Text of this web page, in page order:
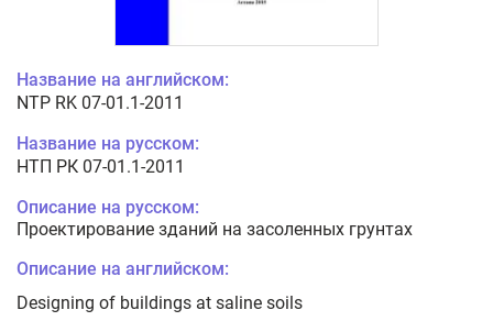
Название на английском:
NTP RK 07-01.1-2011
Название на русском:
НТП РК 07-01.1-2011
Описание на русском:
Проектирование зданий на засоленных грунтах
Описание на английском:
Designing of buildings at saline soils